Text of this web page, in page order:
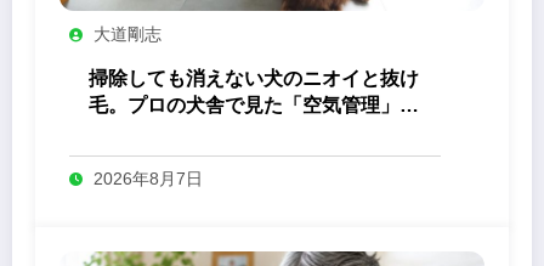
大道剛志
掃除しても消えない犬のニオイと抜け
毛。プロの犬舎で見た「空気管理」の
2026年8月7日